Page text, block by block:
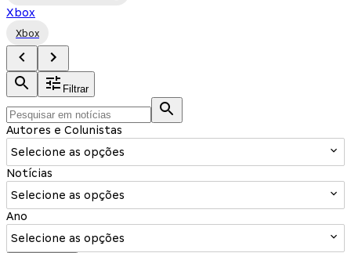
Xbox
Xbox
Filtrar
Autores e Colunistas
Selecione as opções
Notícias
Selecione as opções
Ano
Selecione as opções